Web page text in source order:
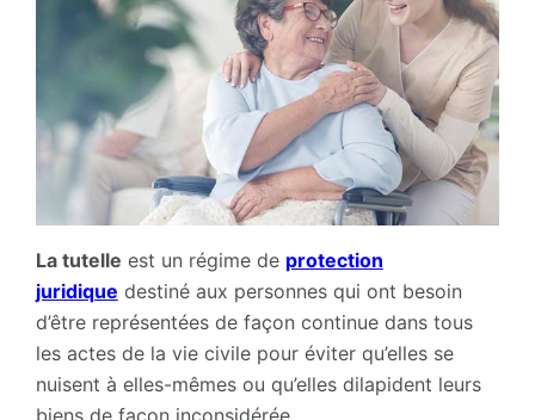
La tutelle est un régime de protection
juridique destiné aux personnes qui ont besoin
d’être représentées de façon continue dans tous
les actes de la vie civile pour éviter qu’elles se
nuisent à elles-mêmes ou qu’elles dilapident leurs